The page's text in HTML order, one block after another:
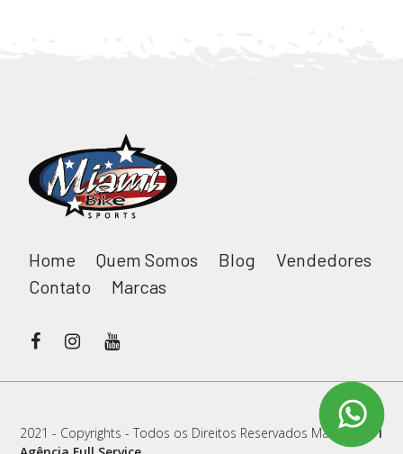
Home Quem Somos Blog
Vendedores
Contato
Marcas
2021 - Copyrights - Todos os Direitos Reservados Main inRW1